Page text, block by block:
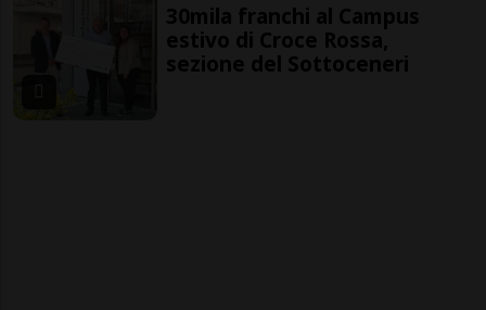
30mila franchi al Campus
estivo di Croce Rossa,
sezione del Sottoceneri